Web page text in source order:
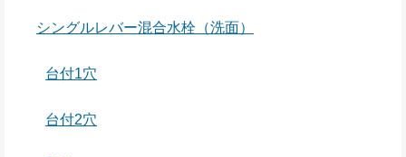
シングルレバー混合水栓（洗面）
台付1穴
台付2穴